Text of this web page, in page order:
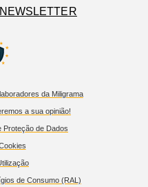
da Miligrama
a sua opinião!
Proteção de Dados
de Consumo (RAL)